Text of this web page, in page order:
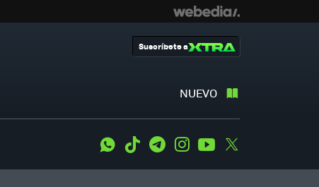
NUEVO
Suscríbete a
WhatsApp
Tiktok TelegramInstagramYoutube